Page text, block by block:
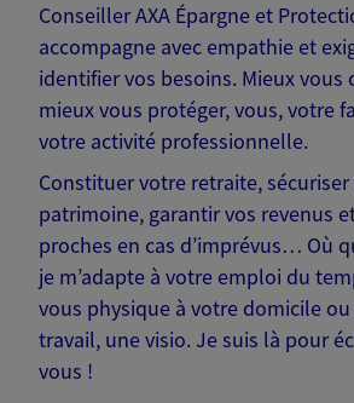
Conseiller AXA Épargne et
accompagne avec empathie et
identifier vos besoins. Mieux vous
mieux vous protéger, vous, votre
votre activité professionnelle.
Constituer votre retraite,
patrimoine, garantir vos revenus
proches en cas d’imprévus… Où
je m’adapte à votre emploi du
vous physique à votre domicile
travail, une visio. Je suis là pour
vous !